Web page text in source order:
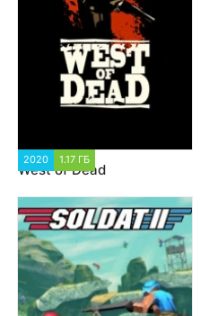
2020 1.17 ГБ
West of Dead